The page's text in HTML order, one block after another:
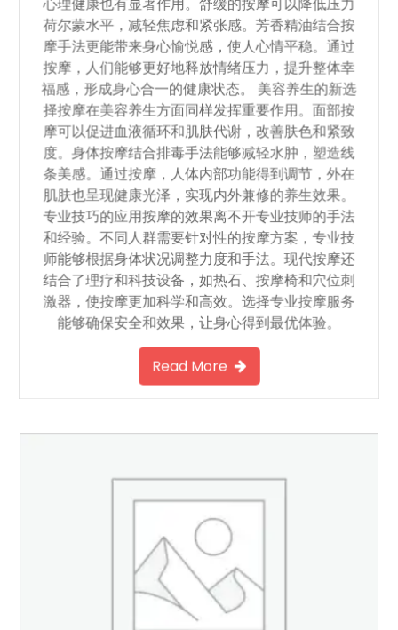
荷尔蒙水平，减轻焦虑和紧张感。芳香精油结合按
摩手法更能带来身心愉悦感，使人心情平稳。通过
按摩，人们能够更好地释放情绪压力，提升整体幸
福感，形成身心合一的健康状态。 美容养生的新选
择按摩在美容养生方面同样发挥重要作用。面部按
摩可以促进血液循环和肌肤代谢，改善肤色和紧致
度。身体按摩结合排毒手法能够减轻水肿，塑造线
条美感。通过按摩，人体内部功能得到调节，外在
肌肤也呈现健康光泽，实现内外兼修的养生效果。
专业技巧的应用按摩的效果离不开专业技师的手法
和经验。不同人群需要针对性的按摩方案，专业技
师能够根据身体状况调整力度和手法。现代按摩还
结合了理疗和科技设备，如热石、按摩椅和穴位刺
激器，使按摩更加科学和高效。选择专业按摩服务
能够确保安全和效果，让身心得到最优体验。
Read More